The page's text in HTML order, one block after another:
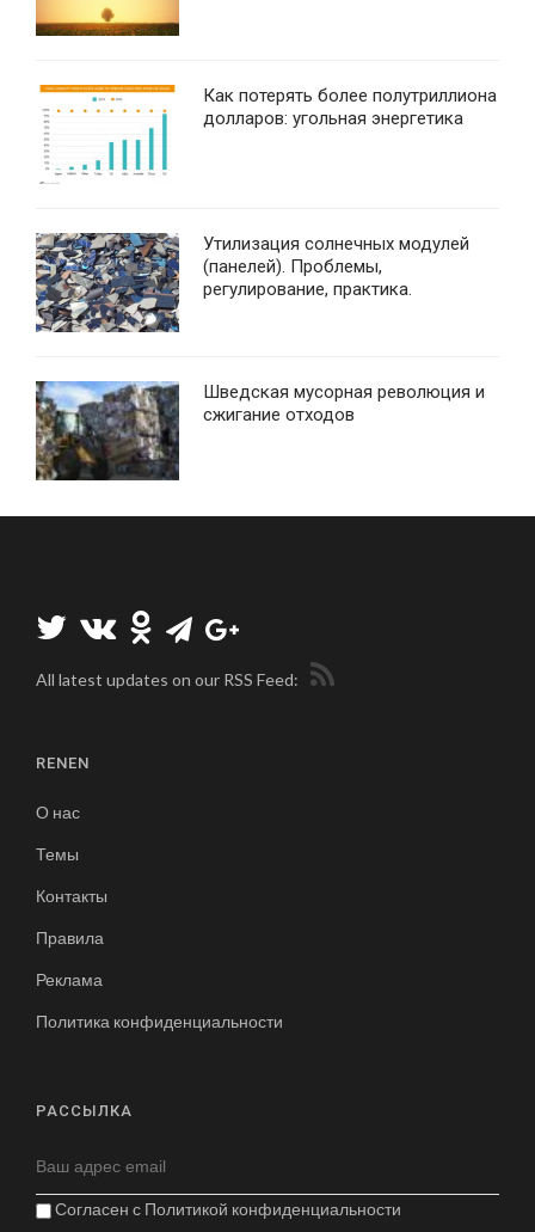
Как потерять более полутриллиона
долларов: угольная энергетика
Утилизация солнечных модулей
(панелей). Проблемы,
регулирование, практика.
Шведская мусорная революция и
сжигание отходов
All latest updates on our RSS Feed:
RENEN
О нас
Темы
Контакты
Правила
Реклама
Политика конфиденциальности
РАССЫЛКА
Согласен с Политикой конфиденциальности